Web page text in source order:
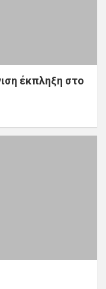
έκπληξη στο